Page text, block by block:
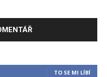
TO SE MI LÍBÍ